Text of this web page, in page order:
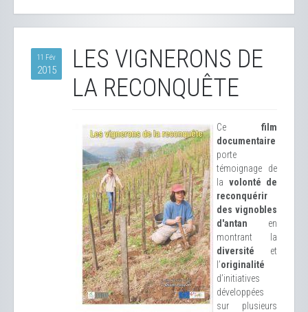
11 Fév
2015
LES VIGNERONS DE
LA RECONQUÊTE
Ce film
documentaire
porte
témoignage de
la volonté de
reconquérir
des vignobles
d'antan en
montrant la
diversité et
l’originalité
d’initiatives
développées
sur plusieurs